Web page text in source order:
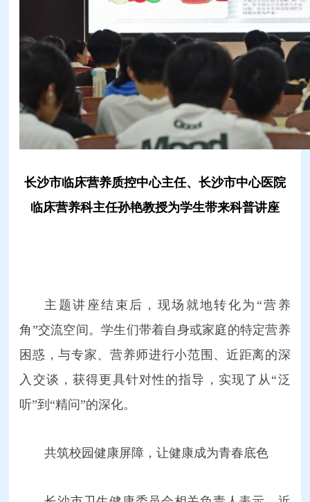
长沙市临床营养质控中心主任、长沙市中心医院
临床营养科主任孙艳教授为学生带来科普讲座
主题讲座结束后，现场就地转化为“营养
角”交流空间。学生们带着自身或家庭的特定营养
困惑，与专家、营养师进行小范围、近距离的深
入交谈，获得更具针对性的指导，实现了从“泛
听”到“精问”的深化。
共筑校园健康屏障，让健康成为青春底色